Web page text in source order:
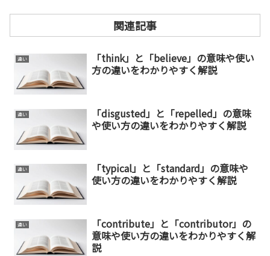
関連記事
違い
「think」と「believe」の意味や使い
方の違いをわかりやすく解説
違い
「disgusted」と「repelled」の意味
や使い方の違いをわかりやすく解説
違い
「typical」と「standard」の意味や
使い方の違いをわかりやすく解説
違い
「contribute」と「contributor」の
意味や使い方の違いをわかりやすく解
説